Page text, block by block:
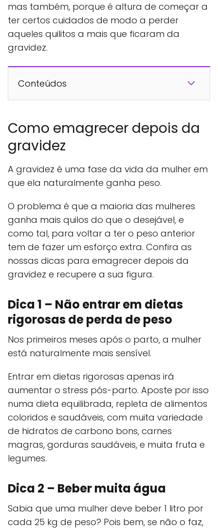
mas também, porque é altura de começar a
ter certos cuidados de modo a perder
aqueles quilitos a mais que ficaram da
gravidez.
Conteúdos
Como emagrecer depois da
gravidez
A gravidez é uma fase da vida da mulher em
que ela naturalmente ganha peso.
O problema é que a maioria das mulheres
ganha mais quilos do que o desejável, e
como tal, para voltar a ter o peso anterior
tem de fazer um esforço extra. Confira as
nossas dicas para emagrecer depois da
gravidez e recupere a sua figura.
Dica 1 – Não entrar em dietas
rigorosas de perda de peso
Nos primeiros meses após o parto, a mulher
está naturalmente mais sensível.
Entrar em dietas rigorosas apenas irá
aumentar o stress pós-parto. Aposte por isso
numa dieta equilibrada, repleta de alimentos
coloridos e saudáveis, com muita variedade
de hidratos de carbono bons, carnes
magras, gorduras saudáveis, e muita fruta e
legumes.
Dica 2 – Beber muita água
Sabia que uma mulher deve beber 1 litro por
cada 25 kg de peso? Pois bem, se não o faz,